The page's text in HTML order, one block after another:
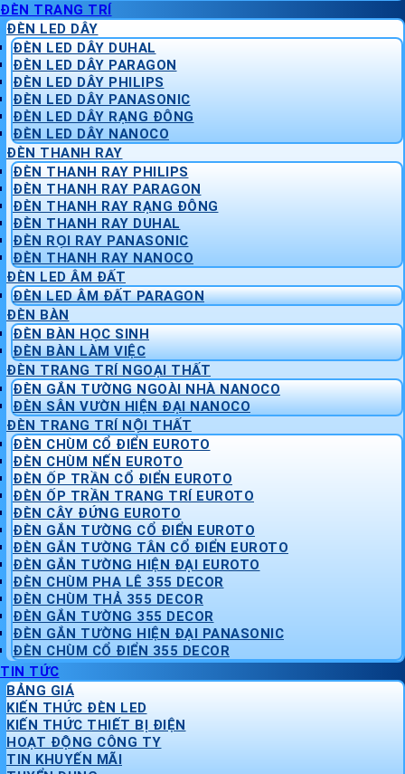
ĐÈN TRANG TRÍ
ĐÈN LED DÂY
ĐÈN LED DÂY DUHAL
ĐÈN LED DÂY PARAGON
ĐÈN LED DÂY PHILIPS
ĐÈN LED DÂY PANASONIC
ĐÈN LED DÂY RẠNG ĐÔNG
ĐÈN LED DÂY NANOCO
ĐÈN THANH RAY
ĐÈN THANH RAY PHILIPS
ĐÈN THANH RAY PARAGON
ĐÈN THANH RAY RẠNG ĐÔNG
ĐÈN THANH RAY DUHAL
ĐÈN RỌI RAY PANASONIC
ĐÈN THANH RAY NANOCO
ĐÈN LED ÂM ĐẤT
ĐÈN LED ÂM ĐẤT PARAGON
ĐÈN BÀN
ĐÈN BÀN HỌC SINH
ĐÈN BÀN LÀM VIỆC
ĐÈN TRANG TRÍ NGOẠI THẤT
ĐÈN GẮN TƯỜNG NGOÀI NHÀ NANOCO
ĐÈN SÂN VƯỜN HIỆN ĐẠI NANOCO
ĐÈN TRANG TRÍ NỘI THẤT
ĐÈN CHÙM CỔ ĐIỂN EUROTO
ĐÈN CHÙM NẾN EUROTO
ĐÈN ỐP TRẦN CỔ ĐIỂN EUROTO
ĐÈN ỐP TRẦN TRANG TRÍ EUROTO
ĐÈN CÂY ĐỨNG EUROTO
ĐÈN GẮN TƯỜNG CỔ ĐIỂN EUROTO
ĐÈN GẮN TƯỜNG TÂN CỔ ĐIỂN EUROTO
ĐÈN GẮN TƯỜNG HIỆN ĐẠI EUROTO
ĐÈN CHÙM PHA LÊ 355 DECOR
ĐÈN CHÙM THẢ 355 DECOR
ĐÈN GẮN TƯỜNG 355 DECOR
ĐÈN GẮN TƯỜNG HIỆN ĐẠI PANASONIC
ĐÈN CHÙM CỔ ĐIỂN 355 DECOR
TIN TỨC
BẢNG GIÁ
KIẾN THỨC ĐÈN LED
KIẾN THỨC THIẾT BỊ ĐIỆN
HOẠT ĐỘNG CÔNG TY
TIN KHUYẾN MÃI